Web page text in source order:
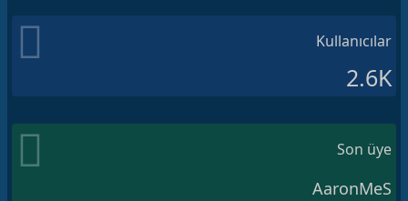
Kullanıcılar
2.6K
Son üye
AaronMeS